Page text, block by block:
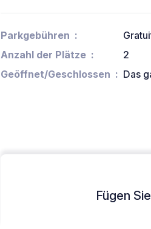
Parkgebühren
Anzahl der Plätze
2
Geöffnet/Geschlossen
Das
Fügen